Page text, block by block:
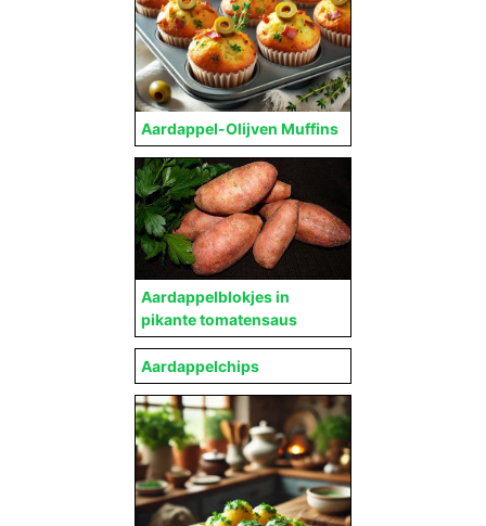
Aardappel-Olijven Muffins
Aardappelblokjes in
pikante tomatensaus
Aardappelchips